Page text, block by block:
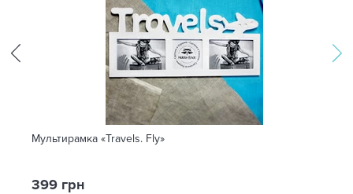
Мультирамка «Travels. Fly»
399 грн